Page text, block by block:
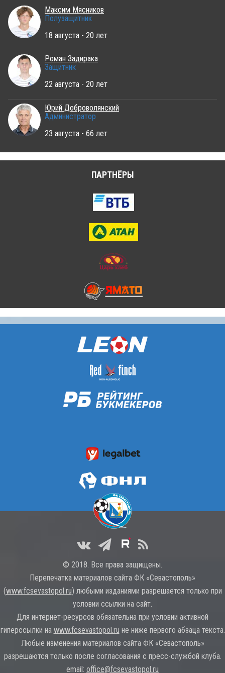
Максим Мясников
Полузащитник
18 августа - 20 лет
Роман Задирака
Защитник
22 августа - 20 лет
Юрий Доброволянский
Администратор
23 августа - 66 лет
ПАРТНЁРЫ
© 2018. Все права защищены.
Перепечатка материалов сайта ФК «Севастополь»
(www.fcsevastopol.ru) любыми изданиями разрешается только при
условии ссылки на сайт.
Для интернет-ресурсов обязательна при условии активной
гиперссылки на www.fcsevastopol.ru не ниже первого абзаца текста.
Любые изменения материалов сайта ФК «Севастополь»
разрешаются только после согласования с пресс-службой клуба.
email: office@fcsevastopol.ru